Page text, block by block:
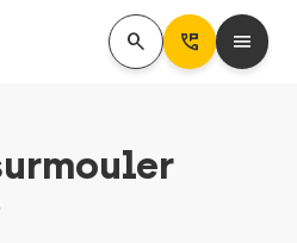
search Perm_Phone_Msg menu